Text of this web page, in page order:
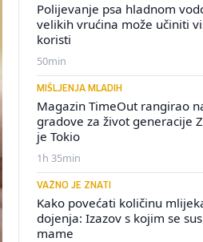
Polijevanje psa hladnom
velikih vrućina može učiniti
koristi
50min
MIŠLJENJA MLADIH
Magazin TimeOut rangirao
gradove za život generacije
je Tokio
1h 35min
VAŽNO JE ZNATI
Kako povećati količinu
dojenja: Izazov s kojim se
mame